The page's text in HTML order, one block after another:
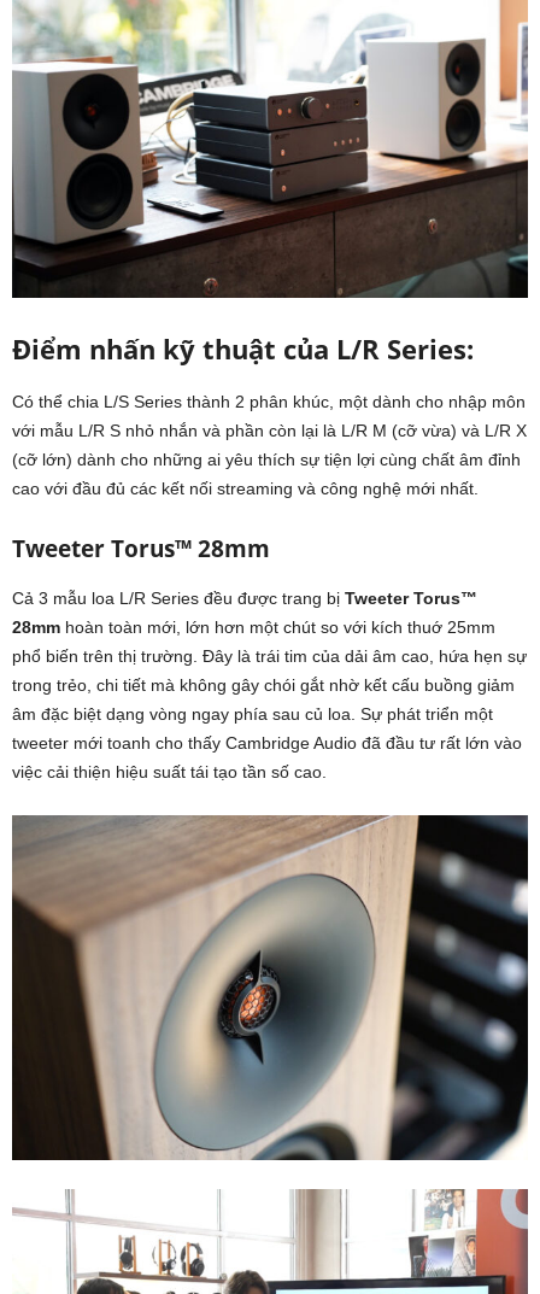
Điểm nhấn kỹ thuật của L/R Series:
Có thể chia L/S Series thành 2 phân khúc, một dành cho nhập môn
với mẫu L/R S nhỏ nhắn và phần còn lại là L/R M (cỡ vừa) và L/R X
(cỡ lớn) dành cho những ai yêu thích sự tiện lợi cùng chất âm đỉnh
cao với đầu đủ các kết nối streaming và công nghệ mới nhất.
Tweeter Torus™ 28mm
Cả 3 mẫu loa L/R Series đều được trang bị Tweeter Torus™
28mm hoàn toàn mới, lớn hơn một chút so với kích thuớ 25mm
phổ biến trên thị trường. Đây là trái tim của dải âm cao, hứa hẹn sự
trong trẻo, chi tiết mà không gây chói gắt nhờ kết cấu buồng giảm
âm đặc biệt dạng vòng ngay phía sau củ loa. Sự phát triển một
tweeter mới toanh cho thấy Cambridge Audio đã đầu tư rất lớn vào
việc cải thiện hiệu suất tái tạo tần số cao.